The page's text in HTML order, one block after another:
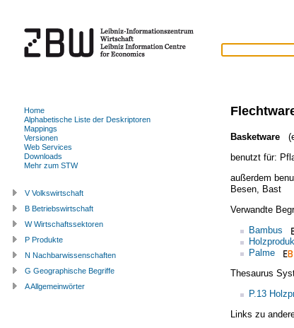
Basketware
benutzt für:
außerdem
Besen, Bast
Verwandte
Bambus
Palme
Thesaurus
P.13
Links zu
Home
Alphabetische Liste der Deskriptoren
Mappings
Versionen
Web Services
Downloads
Mehr zum STW
V Volkswirtschaft
B Betriebswirtschaft
W Wirtschaftssektoren
P Produkte
N Nachbarwissenschaften
G Geographische Begriffe
A Allgemeinwörter